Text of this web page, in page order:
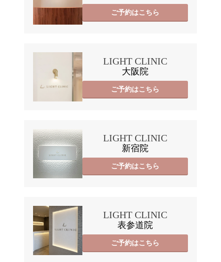
ご予約はこちら
LIGHT CLINIC
大阪院
ご予約はこちら
LIGHT CLINIC
新宿院
ご予約はこちら
LIGHT CLINIC
表参道院
ご予約はこちら